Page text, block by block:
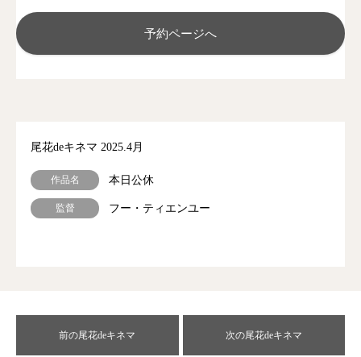
予約ページへ
尾花deキネマ 2025.4月
作品名 本日公休
監督 フー・ティエンユー
前の尾花deキネマ 次の尾花deキネマ